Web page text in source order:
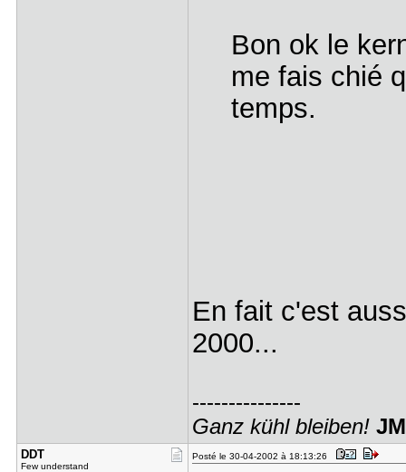
Bon ok le
me fais chié
temps.
En fait c'est
2000...
---------------
Ganz kühl bleiben!
DDT
Few understand
Posté le 30-04-2002 à 18:13:26